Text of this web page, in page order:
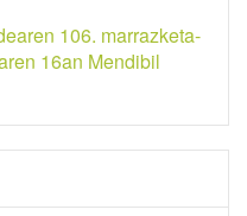
106. marrazketa-
16an Mendibil